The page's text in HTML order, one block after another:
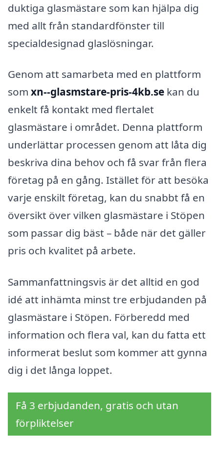
duktiga glasmästare som kan hjälpa dig
med allt från standardfönster till
specialdesignad glaslösningar.
Genom att samarbeta med en plattform
som xn--glasmstare-pris-4kb.se kan du
enkelt få kontakt med flertalet
glasmästare i området. Denna plattform
underlättar processen genom att låta dig
beskriva dina behov och få svar från flera
företag på en gång. Istället för att besöka
varje enskilt företag, kan du snabbt få en
översikt över vilken glasmästare i Stöpen
som passar dig bäst – både när det gäller
pris och kvalitet på arbete.
Sammanfattningsvis är det alltid en god
idé att inhämta minst tre erbjudanden på
glasmästare i Stöpen. Förberedd med
information och flera val, kan du fatta ett
informerat beslut som kommer att gynna
dig i det långa loppet.
Få 3 erbjudanden, gratis och utan
förpliktelser